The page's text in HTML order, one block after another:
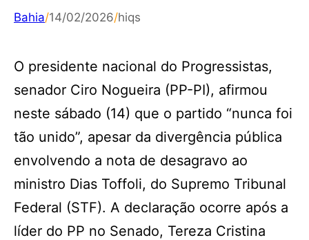
Bahia/14/02/2026/hiqs
O presidente nacional do Progressistas,
senador Ciro Nogueira (PP-PI), afirmou
neste sábado (14) que o partido “nunca foi
tão unido”, apesar da divergência pública
envolvendo a nota de desagravo ao
ministro Dias Toffoli, do Supremo Tribunal
Federal (STF). A declaração ocorre após a
líder do PP no Senado, Tereza Cristina